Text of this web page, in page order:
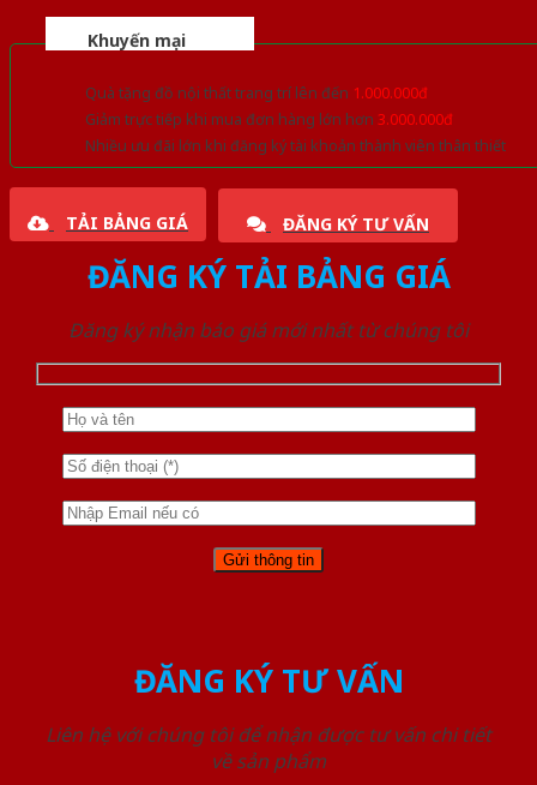
Khuyến mại
Quà tặng đồ nội thất trang trí lên đến 1.000.000đ
Giảm trực tiếp khi mua đơn hàng lớn hơn 3.000.000đ
Nhiều ưu đãi lớn khi đăng ký tài khoản thành viên thân thiết
TẢI BẢNG GIÁ ĐĂNG KÝ TƯ VẤN
ĐĂNG KÝ TẢI BẢNG GIÁ
Đăng ký nhận báo giá mới nhất từ chúng tôi
ĐĂNG KÝ TƯ VẤN
Liên hệ với chúng tôi để nhận được tư vấn chi tiết
về sản phẩm